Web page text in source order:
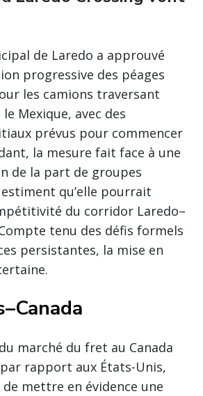
de Laredo a approuvé
progressive des péages
les camions traversant
Mexique, avec des
prévus pour commencer
la mesure fait face à une
de la part de groupes
qu’elle pourrait
du corridor Laredo–
tenu des défis formels
persistantes, la mise en
marché du fret au Canada
rapport aux États-Unis,
mettre en évidence une